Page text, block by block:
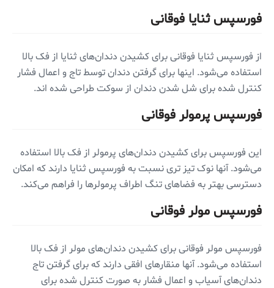
فورسپس ثنایا فوقانی
از فورسپس ثنایا فوقانی برای کشیدن دندان‌های ثنایا از فک بالا
استفاده می‌شود. اینها برای گرفتن دندان توسط تاج و اعمال فشار
کنترل شده برای شل شدن دندان از سوکت طراحی شده اند.
فورسپس پرمولر فوقانی
این فورسپس برای کشیدن دندان‌های پرمولر از فک بالا استفاده
می‌شود. آنها نوک تیز تری نسبت به فورسپس ثنایا دارند که امکان
دسترسی بهتر به فضاهای تنگ اطراف پرمولرها را فراهم می‌کند.
فورسپس مولر فوقانی
فورسپس مولر فوقانی برای کشیدن دندان‌های مولر از فک بالا
استفاده می‌شود. آنها منقارهای افقی دارند که برای گرفتن تاج
دندان‌های آسیاب و اعمال فشار به صورت کنترل شده برای